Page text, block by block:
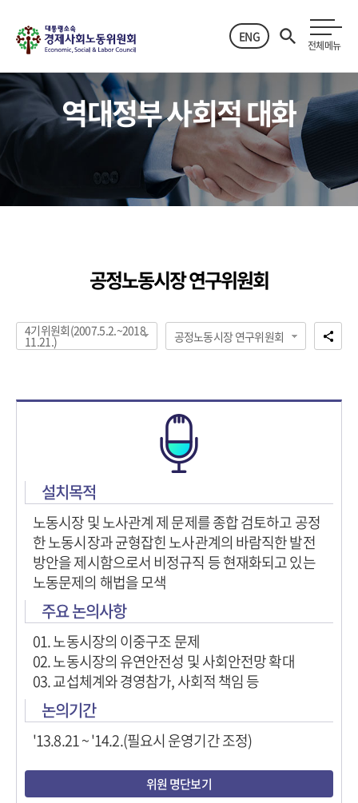
ENG
전체메뉴
역대정부 사회적 대화
공정노동시장 연구위원회
4기위원회(2007.5.2.~2018.
11.21.) 공정노동시장 연구위원회
설치목적
노동시장 및 노사관계 제 문제를 종합 검토하고 공정
한 노동시장과 균형잡힌 노사관계의 바람직한 발전
방안을 제시함으로서 비정규직 등 현재화되고 있는
노동문제의 해법을 모색
주요 논의사항
01. 노동시장의 이중구조 문제
02. 노동시장의 유연안전성 및 사회안전망 확대
03. 교섭체계와 경영참가, 사회적 책임 등
논의기간
'13.8.21 ~ '14.2.(필요시 운영기간 조정)
위원 명단보기